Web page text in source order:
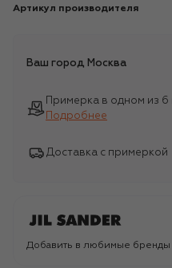
Артикул производителя
Ваш город Москва
Примерка в одном из 6
Подробнее
Доставка с примеркой
Добавить в любимые бренды